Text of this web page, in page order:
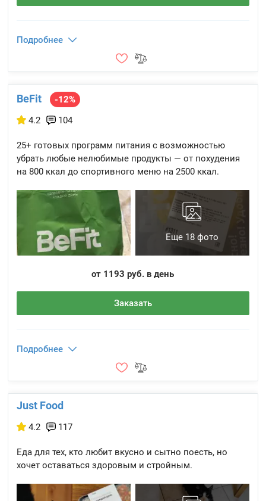
Подробнее
BeFit
-12%
4.2
104
25+ готовых программ питания с возможностью
убрать любые нелюбимые продукты — от похудения
на 800 ккал до спортивного меню на 2500 ккал.
Еще 18 фото
от 1193 руб. в день
Заказать
Подробнее
Just Food
4.2 117
Еда для тех, кто любит вкусно и сытно поесть, но
хочет оставаться здоровым и стройным.